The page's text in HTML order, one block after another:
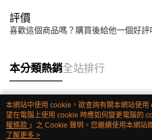
評價
喜歡這個商品嗎？購買後給他一個好評
本分類熱銷全站排行
熱門標籤
本網站中使用 cookie，欲查詢有關本網站使
望在電腦上使用 cookie 時應如何變更電腦的
權條款 」之 Cookie 聲明。您繼續使用本網站
用條款之 Cookie 聲明使用 cookie。
了解更多 >